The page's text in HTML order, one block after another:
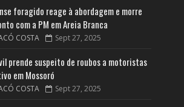
foragido reage à abordagem e morre
com a PM em Areia Branca
COSTA Sept 27, 2025
prende suspeito de roubos a motoristas
em Mossoró
COSTA Sept 27, 2025